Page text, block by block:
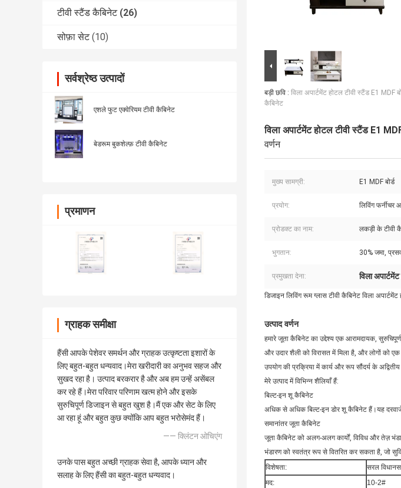
टीवी स्टैंड कैबिनेट (26)
सोफ़ा सेट (10)
सर्वश्रेष्ठ उत्पादों
एशले फुट एक्वेरियम टीवी कैबिनेट
बेडरूम बुकशेल्फ़ टीवी कैबिनेट
प्रमाणन
ग्राहक समीक्षा
हैंसी आपके पेशेवर समर्थन और ग्राहक उत्कृष्टता इशारों के
लिए बहुत-बहुत धन्यवाद।मेरा खरीदारी का अनुभव सहज और
सुखद रहा है। उत्पाद बरकरार है और अब हम उन्हें असेंबल
कर रहे हैं।मेरा परिवार परिणाम खत्म होने और इसके
सुरुचिपूर्ण डिजाइन से बहुत खुश है।मैं एक और सेट के लिए
आ रहा हूं और बहुत कुछ क्योंकि आप बहुत भरोसेमंद हैं।
—— क्लिंटन ओचिएंग
उनके पास बहुत अच्छी ग्राहक सेवा है, आपके ध्यान और
सलाह के लिए हैंसी का बहुत-बहुत धन्यवाद।
बड़ी छवि : विला अपार्टमेंट होटल टीवी स्टैंड E1 MDF
कैबिनेट
विला अपार्टमेंट होटल टीवी स्टैंड E1
वर्णन
मुख्य सामग्री: E1 MDF बोर्ड
प्रयोग: लिविंग फर्नीचर
प्रोडक्ट का नाम: लकड़ी के टीवी
भुगतान: 30% जमा,
प्रमुखता देना: विला
डिजाइन लिविंग रूम ग्लास टीवी कैबिनेट विला
उत्पाद वर्णन
हमारे जूता कैबिनेट का उद्देश्य एक आरामदायक,
और उदार शैली को विरासत में मिला है, और लोगों को
उपयोग की प्रक्रिया में कार्य और रूप सौंदर्य के
मेरे उत्पाद में विभिन्न शैलियाँ हैं:
बिल्ट-इन शू कैबिनेट
अधिक से अधिक बिल्ट-इन डोर शू कैबिनेट हैं।यह
समानांतर जूता कैबिनेट
जूता कैबिनेट को अलग-अलग कार्यों, विविध और तेज़
भंडारण को स्वतंत्र रूप से वितरित कर सकता है, जो
विशेषता:
सरल
मद:
10-2#